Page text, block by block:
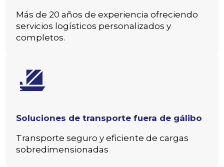
Más de 20 años de experiencia ofreciendo
servicios logísticos personalizados y
completos.
Soluciones de transporte fuera de gálibo
Transporte seguro y eficiente de cargas
sobredimensionadas